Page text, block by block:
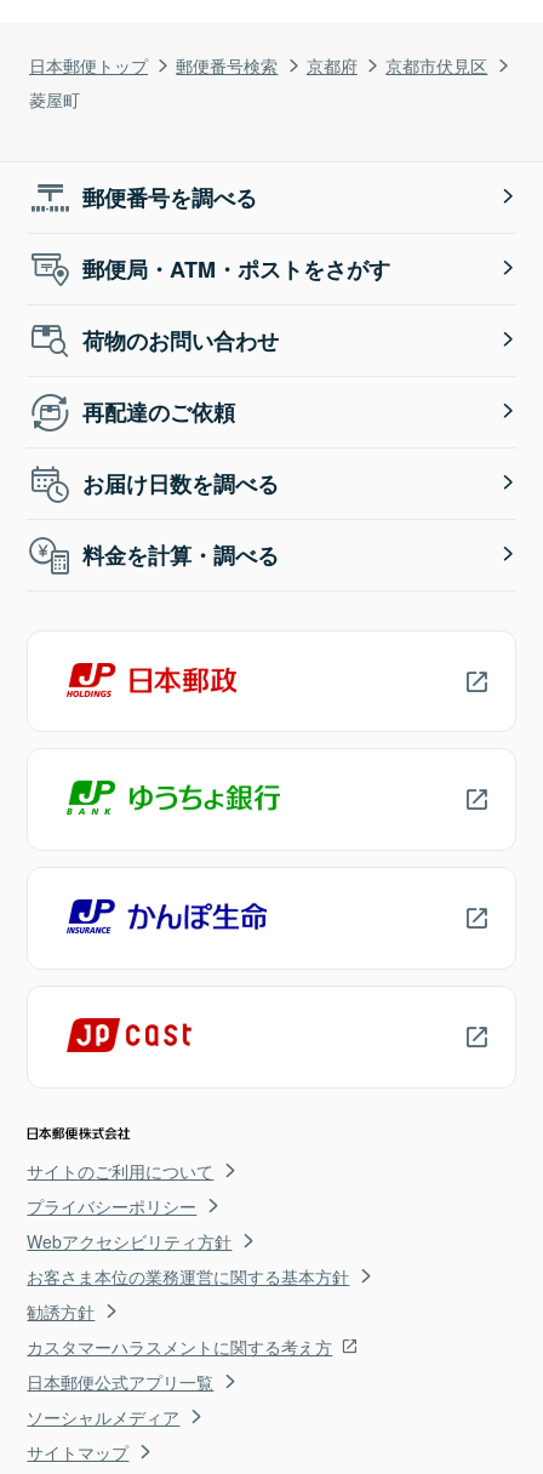
日本郵便トップ 郵便番号検索 京都府
京都市伏見区
菱屋町
郵便番号を調べる
郵便局・ATM・ポストをさがす
荷物のお問い合わせ
再配達のご依頼
お届け日数を調べる
料金を計算・調べる
サイトのご利用について
プライバシーポリシー
Webアクセシビリティ方針
お客さま本位の業務運営に関する基本方針
勧誘方針
カスタマーハラスメントに関する考え方
日本郵便公式アプリ一覧
ソーシャルメディア
サイトマップ